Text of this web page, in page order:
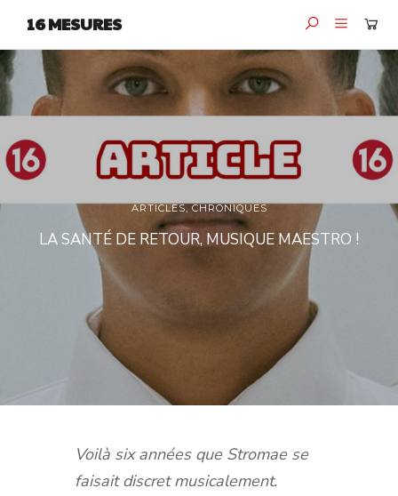
16 MESURES
ARTICLES, CHRONIQUES
LA SANTÉ DE RETOUR, MUSIQUE MAESTRO !
Voilà six années que Stromae se
faisait discret musicalement.